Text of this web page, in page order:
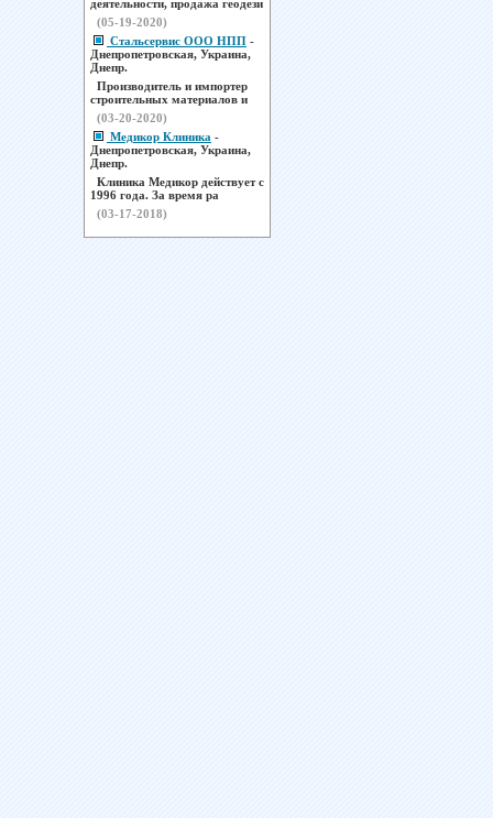
деятельности, продажа геодези
(05-19-2020)
Стальсервис ООО НПП -
Днепропетровская, Украина,
Днепр.
Производитель и импортер
строительных материалов и
(03-20-2020)
Медикор Клиника -
Днепропетровская, Украина,
Днепр.
Клиника Медикор действует с
1996 года. За время ра
(03-17-2018)